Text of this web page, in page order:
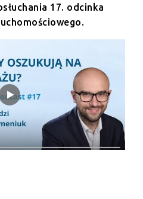
17. odcinka